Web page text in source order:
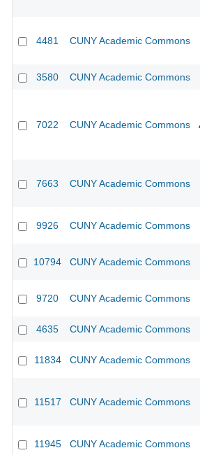
4481 CUNY Academic Commons
3580 CUNY Academic Commons
7022 CUNY Academic Commons
7663 CUNY Academic Commons
9926 CUNY Academic Commons
10794 CUNY Academic Commons
9720 CUNY Academic Commons
4635 CUNY Academic Commons
11834 CUNY Academic Commons
11517 CUNY Academic Commons
11945 CUNY Academic Commons